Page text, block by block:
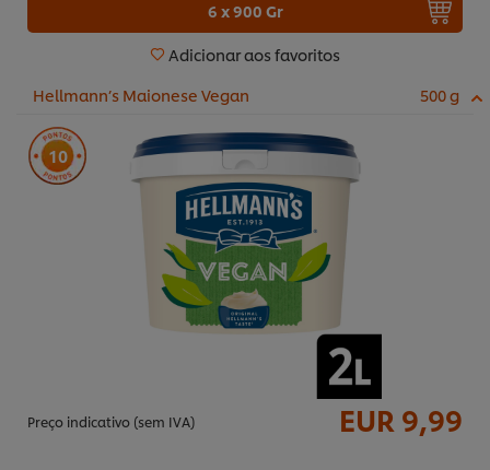
6 x 900 Gr
Adicionar aos favoritos
Hellmann’s Maionese Vegan
500 g
10
Preço indicativo (sem IVA) EUR 9,99